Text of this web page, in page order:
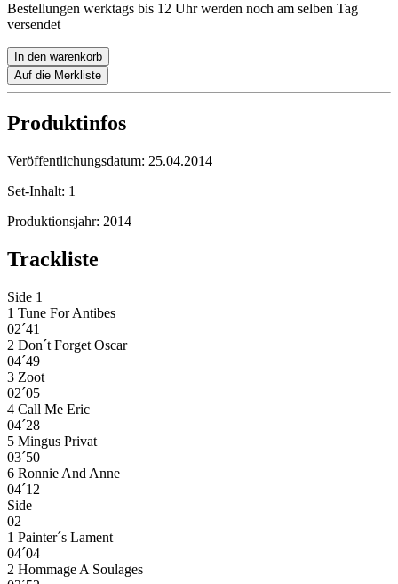
Bestellungen werktags bis 12 Uhr werden noch am selben Tag
versendet
In den warenkorb
Auf die Merkliste
Produktinfos
Veröffentlichungsdatum: 25.04.2014
Set-Inhalt: 1
Produktionsjahr: 2014
Trackliste
Side 1
1 Tune For Antibes
02´41
2 Don´t Forget Oscar
04´49
3 Zoot
02´05
4 Call Me Eric
04´28
5 Mingus Privat
03´50
6 Ronnie And Anne
04´12
Side
02
1 Painter´s Lament
04´04
2 Hommage A Soulages